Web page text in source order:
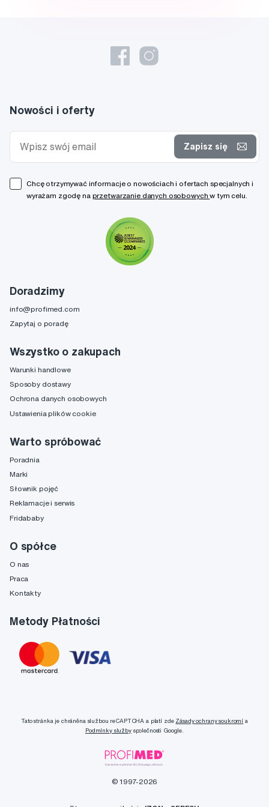
Doradzimy
info@profimed.com
Zapytaj o poradę
Wszystko o zakupach
Warunki handlowe
Sposoby dostawy
Ochrona danych osobowych
Ustawienia plików cookie
Warto spróbować
Poradnia
Marki
Słownik pojęć
Reklamacje i serwis
Fridababy
O spółce
O nas
Praca
Kontakty
Metody Płatności
Nowości i oferty
Zapisz się
Chcę otrzymywać informacje o nowościach i ofertach specjalnych i
wyrażam zgodę na przetwarzanie danych osobowychw tym celu.
Tato stránka je chráněna službou reCAPTCHA a platí zde Zásady ochrany soukromí a
Podmínky službyspolečnosti Google.
© 1997-2026